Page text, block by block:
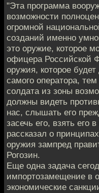
"Эта программа
возможности
огромной
созданий именно
это оружие, которое
офицера Российской
оружия, которое
самого оператора,
солдата из зоны
должны видеть
нас, слышать его
засечь его, взять
рассказал о
оружия зампред
Рогозин.
Еще одна задача
импортозамещение в
экономические